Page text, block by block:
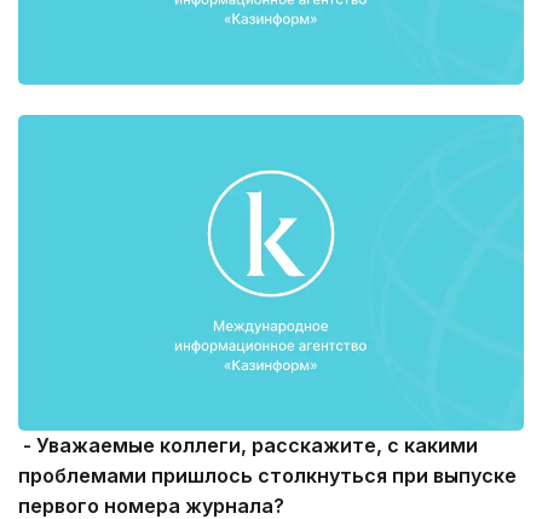
- Уважаемые коллеги, расскажите, с какими
проблемами пришлось столкнуться при выпуске
первого номера журнала?